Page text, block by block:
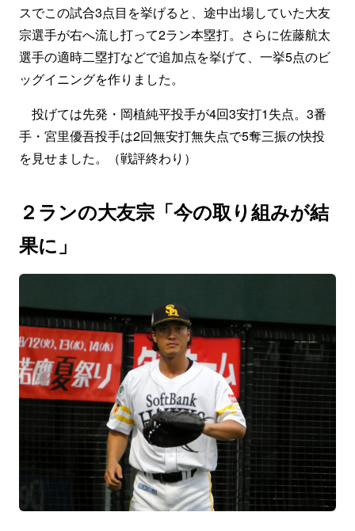
スでこの試合3点目を挙げると、途中出場していた大友
宗選手が右へ流し打って2ラン本塁打。さらに佐藤航太
選手の適時二塁打などで追加点を挙げて、一挙5点のビ
ッグイニングを作りました。
投げては先発・岡植純平投手が4回3安打1失点。3番
手・宮里優吾投手は2回無安打無失点で5奪三振の快投
を見せました。（戦評終わり）
２ランの大友宗「今の取り組みが結
果に」